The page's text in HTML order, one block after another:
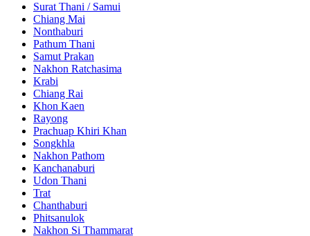
Surat Thani / Samui
Chiang Mai
Nonthaburi
Pathum Thani
Samut Prakan
Nakhon Ratchasima
Krabi
Chiang Rai
Khon Kaen
Rayong
Prachuap Khiri Khan
Songkhla
Nakhon Pathom
Kanchanaburi
Udon Thani
Trat
Chanthaburi
Phitsanulok
Nakhon Si Thammarat